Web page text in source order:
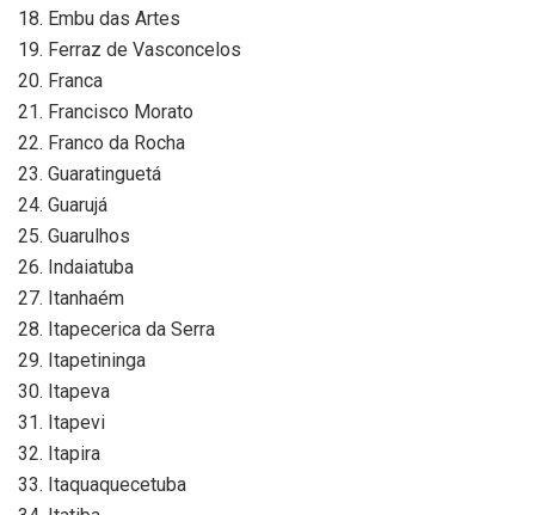
18. Embu das Artes
19. Ferraz de Vasconcelos
20. Franca
21. Francisco Morato
22. Franco da Rocha
23. Guaratinguetá
24. Guarujá
25. Guarulhos
26. Indaiatuba
27. Itanhaém
28. Itapecerica da Serra
29. Itapetininga
30. Itapeva
31. Itapevi
32. Itapira
33. Itaquaquecetuba